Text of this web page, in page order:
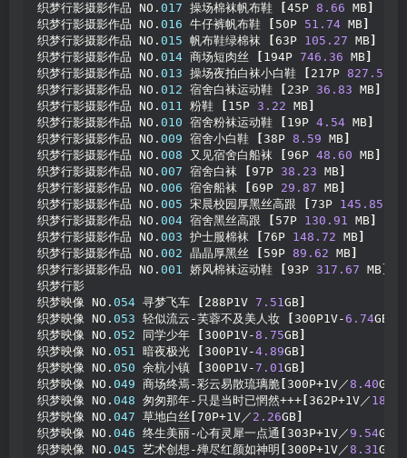
织梦行影摄影作品 NO. 017 操场棉袜帆布鞋 45P 8.66 MB
织梦行影摄影作品 NO. 016 牛仔裤帆布鞋 50P 51.74 MB
织梦行影摄影作品 NO. 015 帆布鞋绿棉袜 63P 105.27 MB
织梦行影摄影作品 NO. 014 商场短肉丝 194P 746.36 MB
织梦行影摄影作品 NO. 013 操场夜拍白袜小白鞋 217P 827.59
织梦行影摄影作品 NO. 012 宿舍白袜运动鞋 23P 36.83 MB
织梦行影摄影作品 NO. 011 粉鞋 15P 3.22 MB
织梦行影摄影作品 NO. 010 宿舍粉袜运动鞋 19P 4.54 MB
织梦行影摄影作品 NO. 009 宿舍小白鞋 38P 8.59 MB
织梦行影摄影作品 NO. 008 又见宿舍白船袜 96P 48.60 MB
织梦行影摄影作品 NO. 007 宿舍白袜 97P 38.23 MB
织梦行影摄影作品 NO. 006 宿舍船袜 69P 29.87 MB
织梦行影摄影作品 NO. 005 宋晨校园厚黑丝高跟 73P 145.85
织梦行影摄影作品 NO. 004 宿舍黑丝高跟 57P 130.91 MB
织梦行影摄影作品 NO. 003 护士服棉袜 76P 148.72 MB
织梦行影摄影作品 NO. 002 晶晶厚黑丝 59P 89.62 MB
织梦行影摄影作品 NO. 001 娇风棉袜运动鞋 93P 317.67 MB
织梦行影
织梦映像 NO. 054 寻梦飞车 288P1V 7.51GB
织梦映像 NO. 053 轻似流云-芙蓉不及美人妆 300P1V-6.74GB
织梦映像 NO. 052 同学少年 300P1V-8.75GB
织梦映像 NO. 051 暗夜极光 300P1V-4.89GB
织梦映像 NO. 050 余杭小镇 300P1V-7.01GB
织梦映像 NO. 049 商场终焉-彩云易散琉璃脆 300P+1V／8.40GB
织梦映像 NO. 048 匆匆那年-只是当时已惘然+++ 362P+1V／ 18.5
织梦映像 NO. 047 草地白丝 70P+1V／ 2.26GB
织梦映像 NO. 046 终生美丽-心有灵犀一点通 303P+1V／ 9.54GB
织梦映像 NO. 045 艺术创想-殚尽红颜如神明 300P+1V／8.31GB